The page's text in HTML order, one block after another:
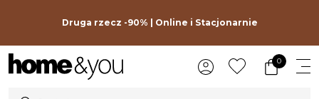
Druga rzecz -90% | Online i Stacjonarnie
0